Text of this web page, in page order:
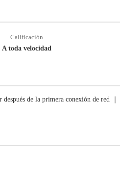
Calificación
A toda velocidad
de la primera conexión de red